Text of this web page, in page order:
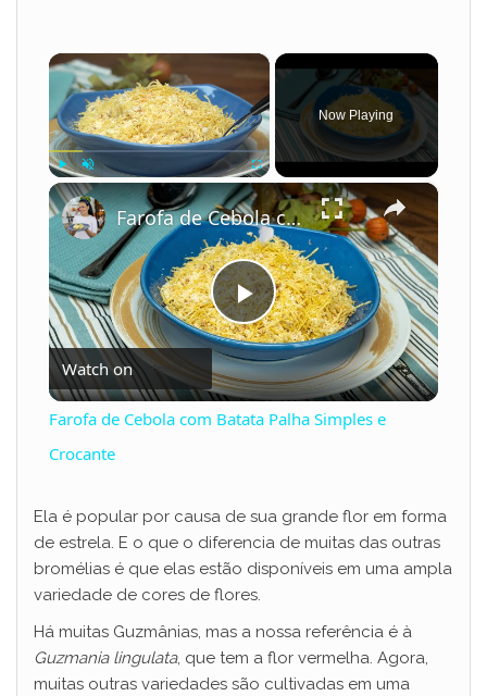
×
Play Unmute
Now Playing
×
P
l
y
V
i
Farofa de Cebola com Batata Palha Simples e Crocante
Watch on
Farofa de Cebola com Batata Palha Simples e
Crocante
Ela é popular por causa de sua grande flor em forma
de estrela. E o que o diferencia de muitas das outras
bromélias é que elas estão disponíveis em uma ampla
variedade de cores de flores.
Há muitas Guzmânias, mas a nossa referência é à
Guzmania lingulata, que tem a flor vermelha. Agora,
muitas outras variedades são cultivadas em uma